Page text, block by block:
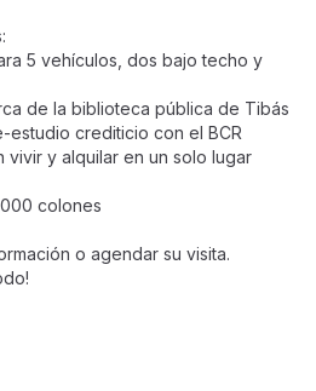
5 vehículos, dos bajo techo y
de la biblioteca pública de Tibás
estudio crediticio con el BCR
vivir y alquilar en un solo lugar
colones
o agendar su visita.